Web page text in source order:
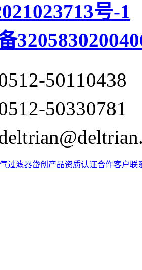
号-1
50110438
50330781
过滤器岱创产品资质认证合作客户联